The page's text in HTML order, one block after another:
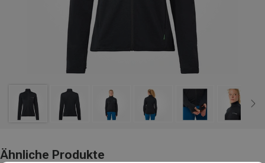
Ähnliche Produkte